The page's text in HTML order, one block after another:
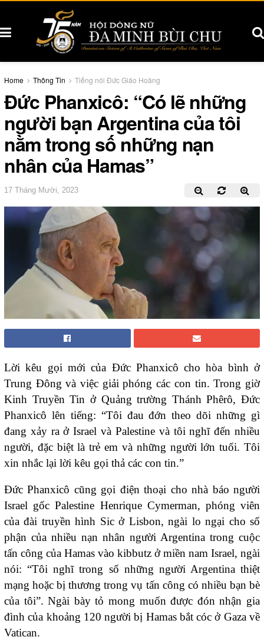
Home Thông Tin Tiếng nói Đức Giáo Hoàng
Đức Phanxicô: “Có lẽ những
người bạn Argentina của tôi
nằm trong số những nạn
nhân của Hamas”
17 Tháng Mười, 2023
Lời kêu gọi mới của Đức Phanxicô cho hòa bình ở
Trung Đông và việc giải phóng các con tin. Trong giờ
Kinh Truyền Tin ở Quảng trường Thánh Phêrô, Đức
Phanxicô lên tiếng: “Tôi đau đớn theo dõi những gì
đang xảy ra ở Israel và Palestine và tôi nghĩ đến nhiều
người, đặc biệt là trẻ em và những người lớn tuổi. Tôi
xin nhắc lại lời kêu gọi thả các con tin.”
Đức Phanxicô cũng gọi điện thoại cho nhà báo người
Israel gốc Palestine Henrique Cymerman, phóng viên
của đài truyền hình Sic ở Lisbon, ngài lo ngại cho số
phận của nhiều nạn nhân người Argentina trong cuộc
tấn công của Hamas vào kibbutz ở miền nam Israel, ngài
nói: “Tôi nghĩ trong số những người Argentina thiệt
mạng hoặc bị thương trong vụ tấn công có nhiều bạn bè
của tôi”. Ngài bày tỏ mong muốn được đón nhận gia
đình của khoảng 120 người bị Hamas bắt cóc ở Gaza về
Vatican.